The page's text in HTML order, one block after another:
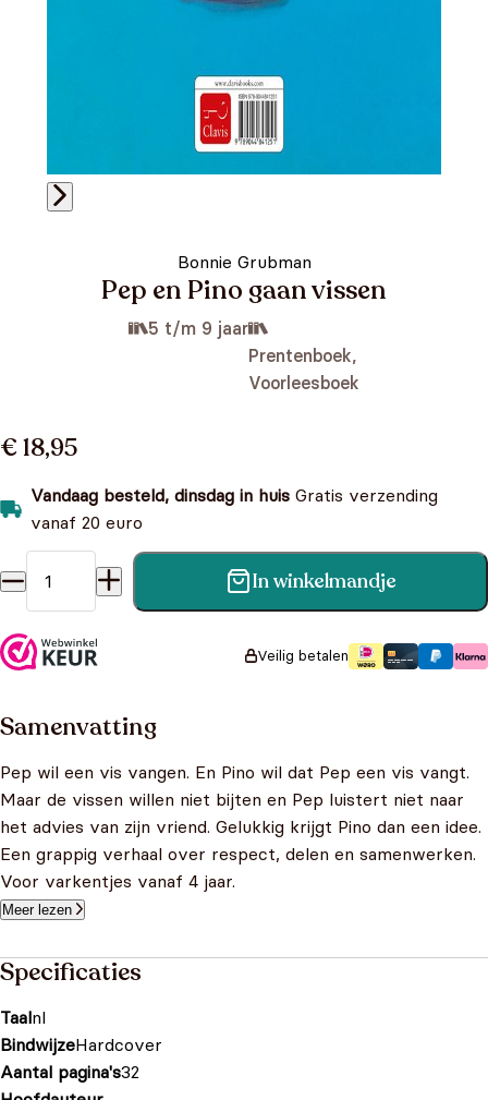
Bonnie Grubman
Pep en Pino gaan vissen
5 t/m 9 jaar
Prentenboek,
Voorleesboek
€ 18,95
Vandaag besteld, dinsdag in huis Gratis verzending
vanaf 20 euro
Pep en Pino gaan vissen aantal In winkelmandje
Veilig betalen
Samenvatting
Pep wil een vis vangen. En Pino wil dat Pep een vis vangt.
Maar de vissen willen niet bijten en Pep luistert niet naar
het advies van zijn vriend. Gelukkig krijgt Pino dan een idee.
Een grappig verhaal over respect, delen en samenwerken.
Voor varkentjes vanaf 4 jaar.
Meer lezen
Specificaties
Taalnl
BindwijzeHardcover
Aantal pagina's32